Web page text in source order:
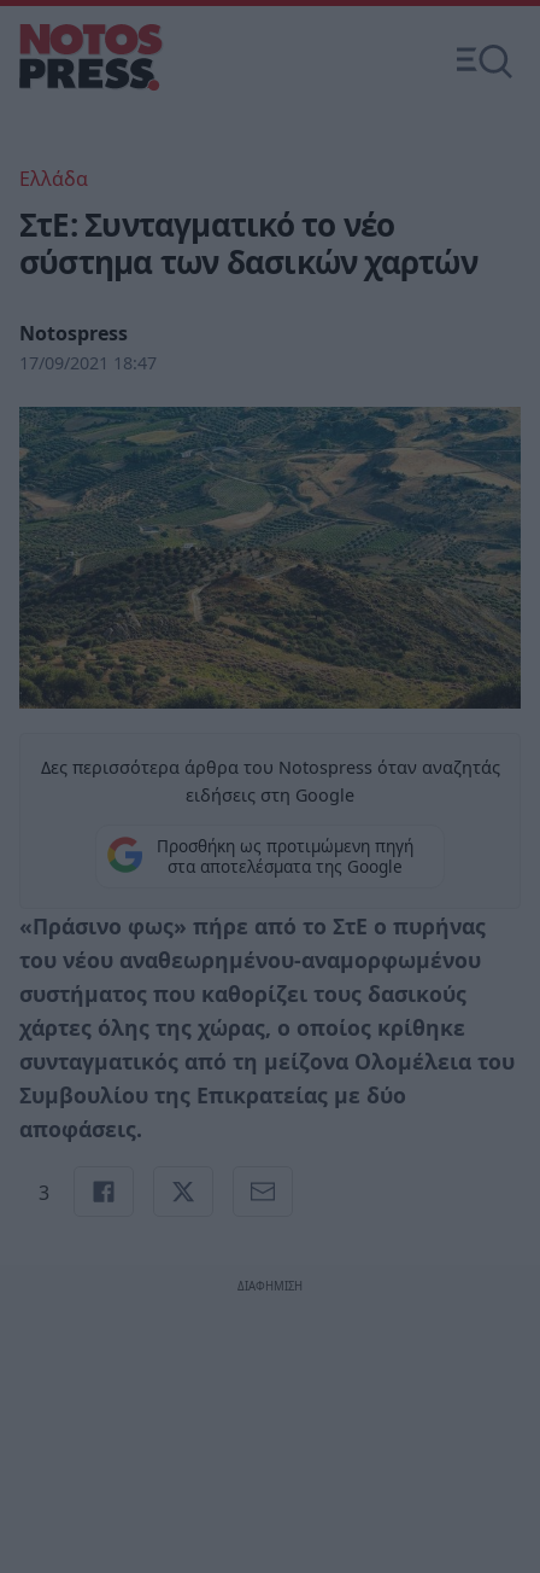
Ελλάδα
ΣτΕ: Συνταγματικό το νέο
σύστημα των δασικών χαρτών
Notospress
17/09/2021 18:47
Δες περισσότερα άρθρα του Notospress όταν αναζητάς
ειδήσεις στη Google
Προσθήκη ως προτιμώμενη πηγή
στα αποτελέσματα της Google
«Πράσινο φως» πήρε από το ΣτΕ ο πυρήνας
του νέου αναθεωρημένου-αναμορφωμένου
συστήματος που καθορίζει τους δασικούς
χάρτες όλης της χώρας, ο οποίος κρίθηκε
συνταγματικός από τη μείζονα Ολομέλεια του
Συμβουλίου της Επικρατείας με δύο
αποφάσεις.
3